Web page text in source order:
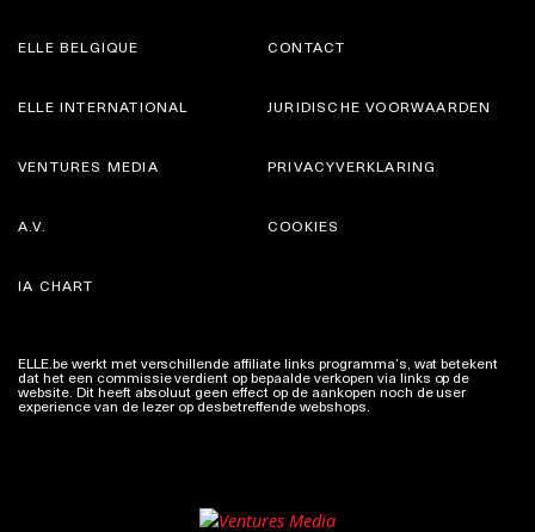
ELLE BELGIQUE CONTACT
ELLE INTERNATIONAL
VENTURES MEDIA
JURIDISCHE VOORWAARDEN
PRIVACYVERKLARING
A.V.
IA CHART
COOKIES
ELLE.be werkt met verschillende affiliate links programma’s, wat betekent
dat het een commissie verdient op bepaalde verkopen via links op de
website. Dit heeft absoluut geen effect op de aankopen noch de user
experience van de lezer op desbetreffende webshops.